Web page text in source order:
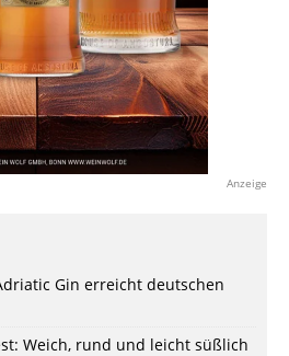
Anzeige
Gin erreicht deutschen
Weich, rund und leicht süßlich